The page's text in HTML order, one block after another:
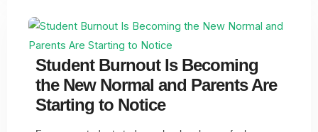
Student Burnout Is Becoming
the New Normal and Parents Are
Starting to Notice